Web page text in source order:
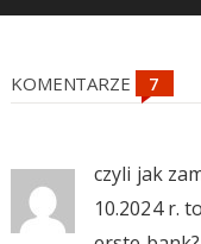
KOMENTARZE
czyli jak
10.2024 r.